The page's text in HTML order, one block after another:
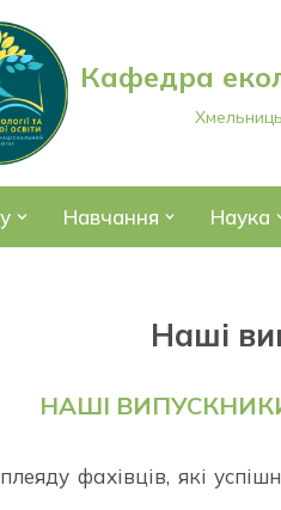
Кафедра
Навчання Наука
Наші
НАШІ
фахівців, які